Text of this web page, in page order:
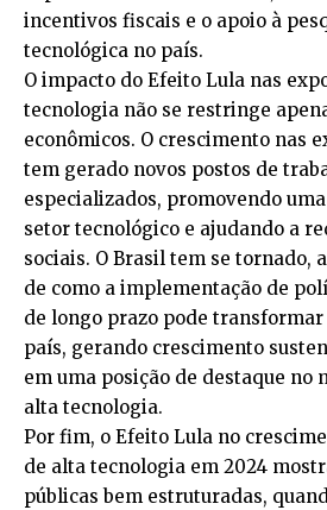
incentivos fiscais e o apoio à
tecnológica no país.
O impacto do Efeito Lula nas
tecnologia não se restringe
econômicos. O crescimento nas
tem gerado novos postos de
especializados, promovendo
setor tecnológico e ajudando a
sociais. O Brasil tem se tornado,
de como a implementação de
de longo prazo pode
país, gerando crescimento
em uma posição de destaque no
alta tecnologia.
Por fim, o Efeito Lula no
de alta tecnologia em 2024
públicas bem estruturadas,